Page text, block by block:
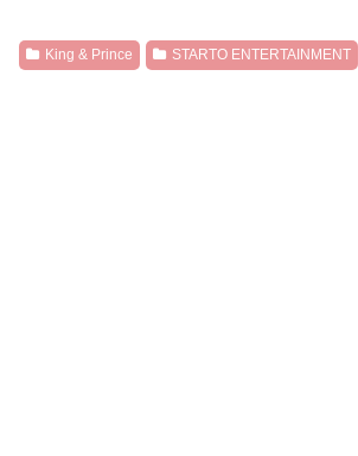
King & Prince STARTO ENTERTAINMENT